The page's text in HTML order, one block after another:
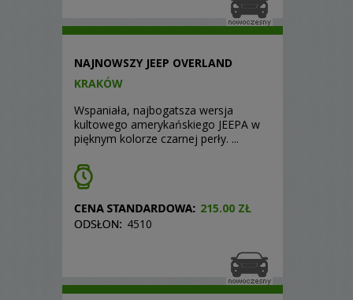
NAJNOWSZY JEEP OVERLAND
KRAKÓW
Wspaniała, najbogatsza wersja
kultowego amerykańskiego JEEPA w
pięknym kolorze czarnej perły. ...
215.00 ZŁ
4510